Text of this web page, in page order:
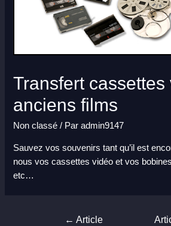
Transfert cassettes
anciens films
Non classé / Paradmin9147
Sauvez vos souvenirs tant qu’il est
nous vos cassettes vidéo et vos
etc…
← Article